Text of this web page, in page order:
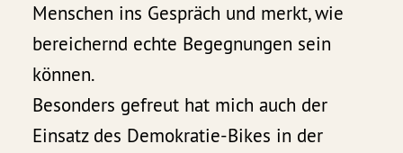
Menschen ins Gespräch und merkt, wie
bereichernd echte Begegnungen sein
können.
Besonders gefreut hat mich auch der
Einsatz des Demokratie-Bikes in der